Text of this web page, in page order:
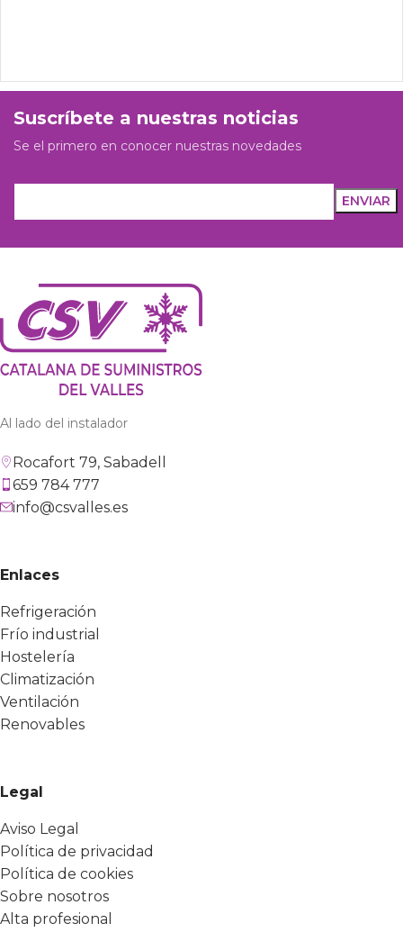
Suscríbete a nuestras noticias
Se el primero en conocer nuestras novedades
Al lado del instalador
Rocafort 79, Sabadell
659 784 777
info@csvalles.es
Enlaces
Refrigeración
Frío industrial
Hostelería
Climatización
Ventilación
Renovables
Legal
Aviso Legal
Política de privacidad
Política de cookies
Sobre nosotros
Alta profesional